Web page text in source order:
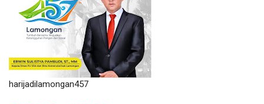
harijadilamongan457